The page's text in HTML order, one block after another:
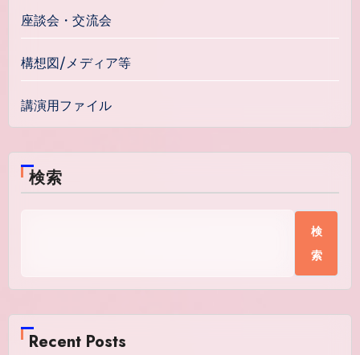
座談会・交流会
構想図/メディア等
講演用ファイル
検索
検
索
Recent Posts